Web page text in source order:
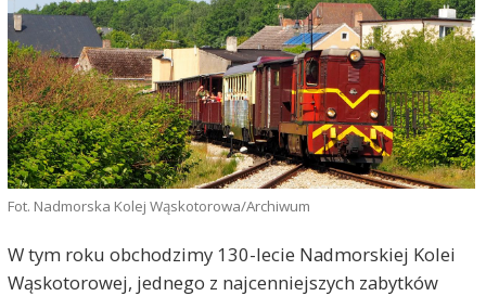
Fot. Nadmorska Kolej Wąskotorowa/Archiwum
W tym roku obchodzimy 130-lecie Nadmorskiej Kolei
Wąskotorowej, jednego z najcenniejszych zabytków